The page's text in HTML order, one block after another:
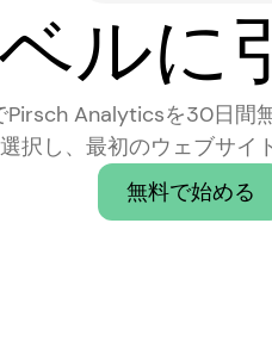
ルに
Pirsch Analyticsを30日間
択し、最初のウェブサイ
無料で始める